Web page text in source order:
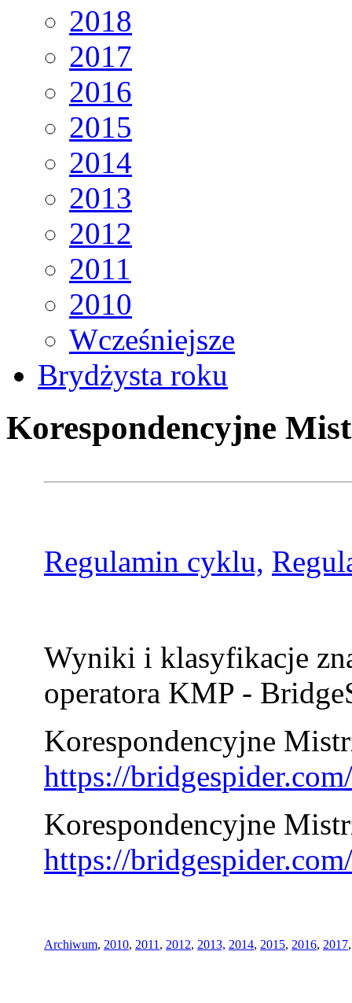
2018
2017
2016
2015
2014
2013
2012
2011
2010
Wcześniejsze
Brydżysta roku
Korespondencyjne
Regulamin cyklu,
Wyniki i klasyfikacje
operatora KMP -
Korespondencyjne
https://
Korespondencyjne
https://
Archiwum, 2010, 2011 , 2012, 2013, 2014, 2015, 2016, 2017